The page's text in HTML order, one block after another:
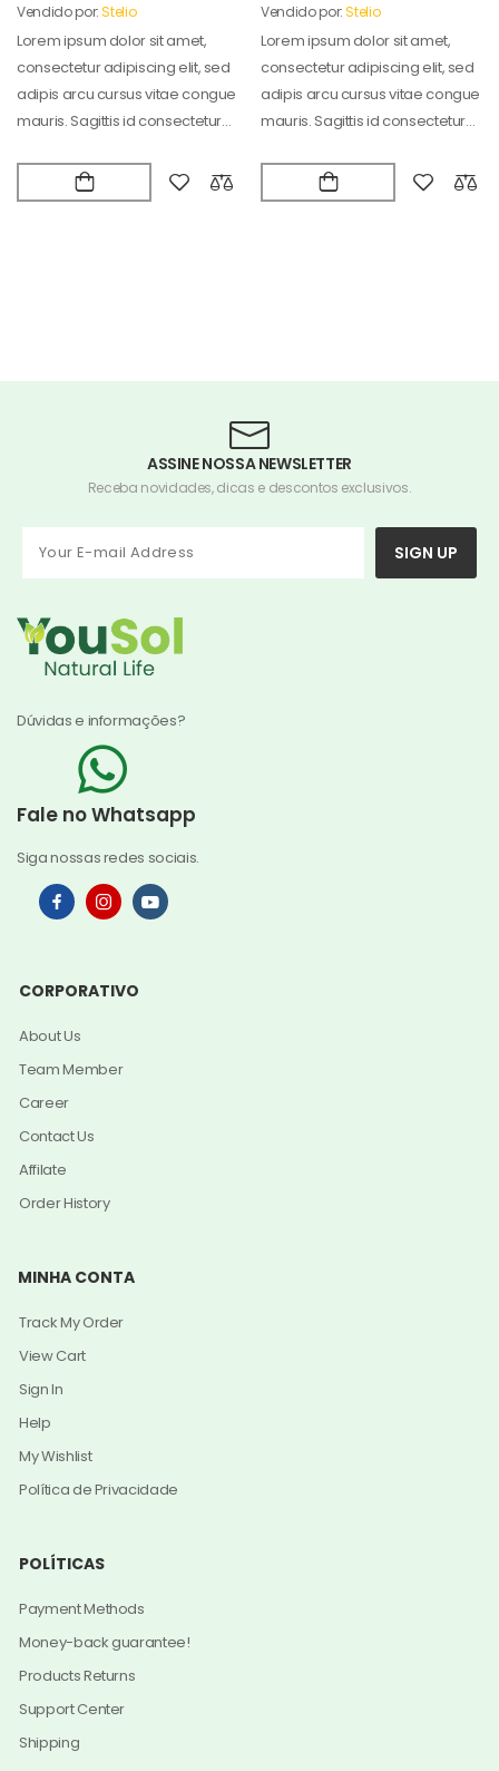
Vendido por:Stelio
Lorem ipsum dolor sit amet,
consectetur adipiscing elit, sed
adipis arcu cursus vitae congue
mauris. Sagittis id consectetur
Vendido por:Stelio
Lorem ipsum dolor sit amet,
consectetur adipiscing elit, sed
adipis arcu cursus vitae congue
mauris. Sagittis id consectetur
ASSINE NOSSA NEWSLETTER
Receba novidades, dicas e descontos exclusivos.
SIGN UP
Dúvidas e informações?
Fale no Whatsapp
Siga nossas redes sociais.
CORPORATIVO
About Us
Team Member
Career
Contact Us
Affilate
Order History
MINHA CONTA
Track My Order
View Cart
Sign In
Help
My Wishlist
Política de Privacidade
POLÍTICAS
Payment Methods
Money-back guarantee!
Products Returns
Support Center
Shipping